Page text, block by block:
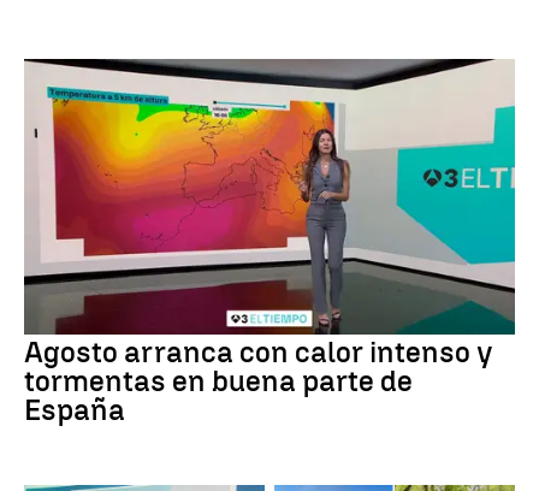
Agosto arranca con calor intenso y
tormentas en buena parte de
España